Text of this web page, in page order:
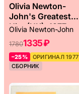
Olivia Newton-
John's Greatest
Hits (UK), 1977
Olivia Newton-John
17801335 ₽
–25%
ОРИГИНАЛ 1977
СБОРНИК